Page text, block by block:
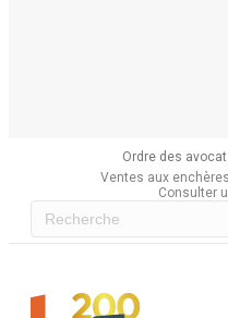
Ordre des
Ventes aux enchères
Consulter